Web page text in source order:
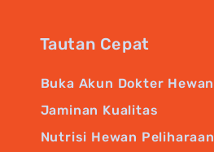
Tautan Cepat
Buka Akun Dokter Hewan
Jaminan Kualitas
Nutrisi Hewan Peliharaan